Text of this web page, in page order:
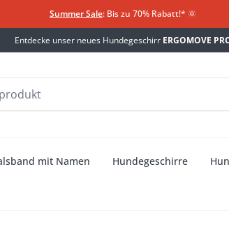
Summer Sale: Bis zu 70% Rabatt!* 🌞
Entdecke unser neues Hundegeschirr ERGOMOVE
mit Namen Hundegeschirre